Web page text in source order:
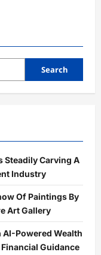
Search
Steadily Carving A
Industry
Of Paintings By
Art Gallery
AI-Powered Wealth
Guidance